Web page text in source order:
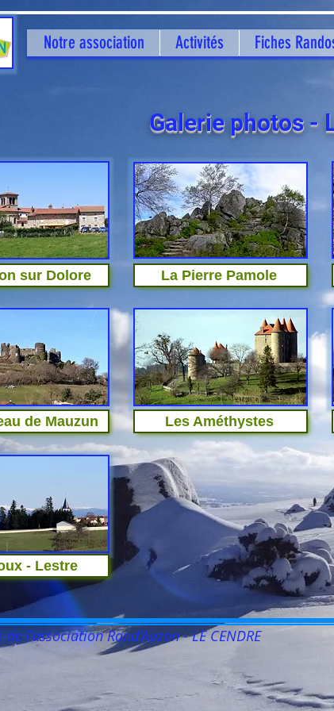
Notre association Activités Fiches
Galerie photos -
sur Dolore La Pierre Pamole
de Mauzun Les Améthystes
- Lestre
l'association Rand'Auzon - LE CENDRE